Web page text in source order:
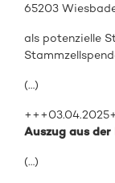
65203
als potenzielle
(…)
Auszug aus der
(…)